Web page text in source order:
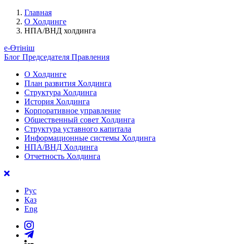
Главная
О Холдинге
НПА/ВНД холдинга
е-Өтініш
Блог Председателя Правления
О Холдинге
План развития Холдинга
Структура Холдинга
История Холдинга
Корпоративное управление
Общественный совет Холдинга
Структура уставного капитала
Информационные системы Холдинга
НПА/ВНД Холдинга
Отчетность Холдинга
Рус
Қаз
Eng